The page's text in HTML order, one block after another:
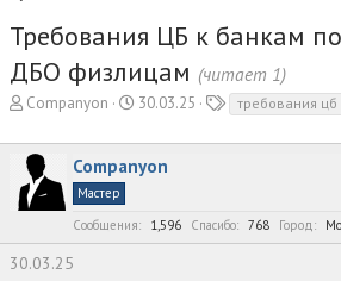
Требования ЦБ к банкам
ДБО физлицам (читает 1)
А
т
о
р
т
ы
Companyon
Д
т
а
ч
30.03.25
Т
г
требования цб
Companyon
Мастер
Сообщения
1,596 Спасибо 768 Город
30.03.25